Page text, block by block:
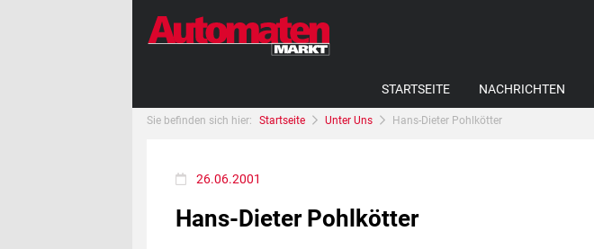
STARTSEITE NACHRICHTEN
Sie befinden sich hier: Startseite Unter Uns Hans-Dieter Pohlkötter
26.06.2001
Hans-Dieter Pohlkötter